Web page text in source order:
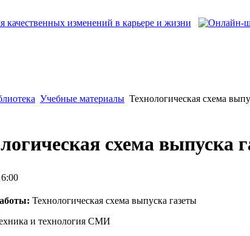
Учебные материалы Технологическая схема
схема выпуска
Технологическая схема выпуска газеты
и технология СМИ